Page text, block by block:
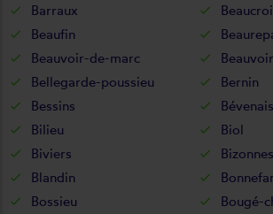
Barraux
Beaufin
Beauvoir-de-marc
Bellegarde-poussieu
Bernin
Bessins
Bévenais
Bilieu
Biol
Biviers
Bizonnes
Blandin
Bossieu
Bougé-